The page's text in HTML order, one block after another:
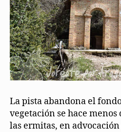
La pista abandona el
vegetación se hace
las ermitas, en